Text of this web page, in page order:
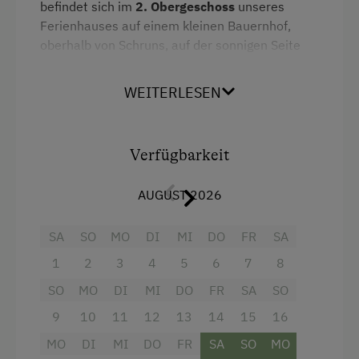
Kaffeemaschine
Mikrowelle
Küchenausstattung
Wasserkocher
Einzelbett
befindet sich im 2. Obergeschoss unseres
Ferienhauses auf einem kleinen Bauernhof,
oberhalb von Schruns, auf der sonnigen Seite
Mit 95 m² Wohnfläche bietet sie viel Platz zum
Wohlfühlen. Vom Balkon genießen Sie einen
1 Doppelzimmer mit Waschbecken
1 Doppelzimmer mit Balkon und TV
Waschbecken
Dusche / WC (inkl. 2 Rollen
Toilettenpapier)
WEITERLESEN
Verfügbarkeit
AUGUST 2026
SA
1
SO
2
MO
3
DI
4
MI
5
DO
6
FR
7
SA
8
SO
9
MO
10
DI
11
MI
12
DO
13
FR
14
SA
15
SO
16
MO
DI MI DO FR SA SO MO